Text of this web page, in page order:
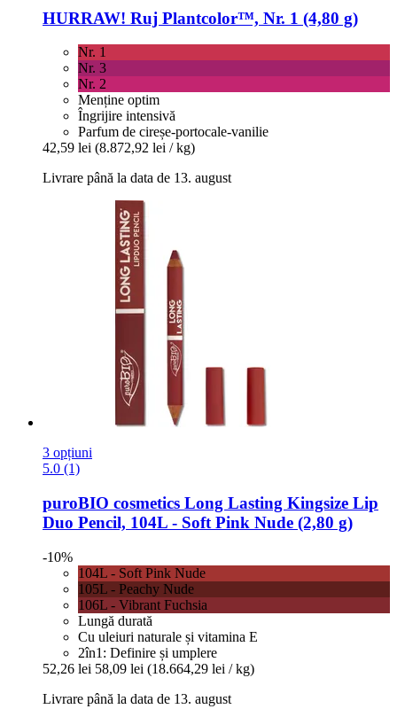
HURRAW! Ruj Plantcolor™, Nr. 1 (4,80 g)
Nr. 1
Nr. 3
Nr. 2
Menține optim
Îngrijire intensivă
Parfum de cireșe-portocale-vanilie
42,59 lei (8.872,92 lei / kg)
Livrare până la data de 13. august
3 opțiuni
5.0 (1)
puroBIO cosmetics Long Lasting Kingsize Lip
Duo Pencil, 104L -​ Soft Pink Nude (2,80 g)
-10%
104L - Soft Pink Nude
105L - Peachy Nude
106L - Vibrant Fuchsia
Lungă durată
Cu uleiuri naturale și vitamina E
2în1: Definire și umplere
52,26 lei 58,09 lei (18.664,29 lei / kg)
Livrare până la data de 13. august